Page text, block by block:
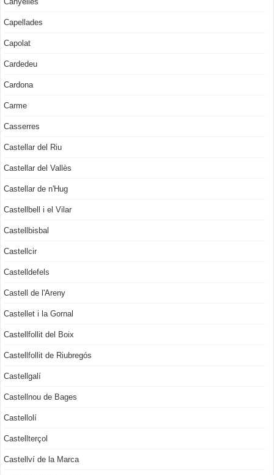
Capellades
Capolat
Cardedeu
Cardona
Carme
Casserres
Castellar del Riu
Castellar del Vallès
Castellar de n'Hug
Castellbell i el Vilar
Castellbisbal
Castellcir
Castelldefels
Castell de l'Areny
Castellet i la Gornal
Castellfollit del Boix
Castellfollit de Riubregós
Castellgalí
Castellnou de Bages
Castellolí
Castellterçol
Castellví de la Marca